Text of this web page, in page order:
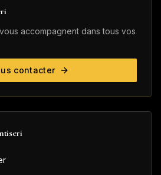
accompagnent dans tous vos
contacter